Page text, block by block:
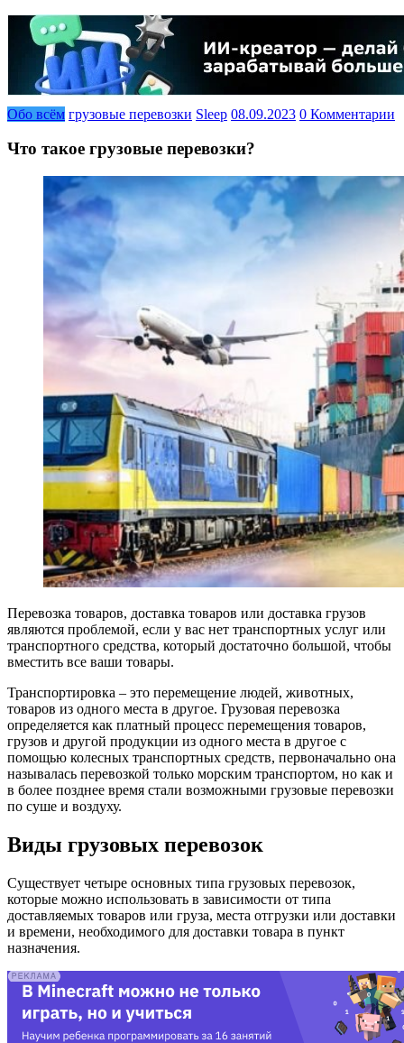
Обо всём грузовые перевозки Sleep 08.09.2023 0 Комментарии
Что такое грузовые перевозки?
Перевозка товаров, доставка товаров или доставка грузов
являются проблемой, если у вас нет транспортных услуг или
транспортного средства, который достаточно большой, чтобы
вместить все ваши товары.
Транспортировка – это перемещение людей, животных,
товаров из одного места в другое. Грузовая перевозка
определяется как платный процесс перемещения товаров,
грузов и другой продукции из одного места в другое с
помощью колесных транспортных средств, первоначально она
называлась перевозкой только морским транспортом, но как и
в более позднее время cтали возможными грузовые перевозки
по суше и воздуху.
Виды грузовых перевозок
Существует четыре основных типа грузовых перевозок,
которые можно использовать в зависимости от типа
доставляемых товаров или груза, места отгрузки или доставки
и времени, необходимого для доставки товара в пункт
назначения.